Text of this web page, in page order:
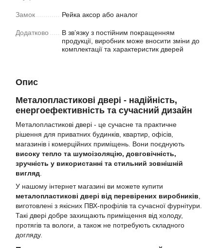
Замок Рейка аксор або аналог
Додатково
В зв’язку з постійним покращенням
продукції, виробник може вносити зміни до
комплектації та характеристик дверей
Опис
Металопластикові двері - надійність,
енергоефективність та сучасний дизайн
Металопластикові двері - це сучасне та практичне
рішення для приватних будинків, квартир, офісів,
магазинів і комерційних приміщень. Вони поєднують
високу тепло та шумоізоляцію, довговічність,
зручність у використанні та стильний зовнішній
вигляд.
У нашому інтернет магазині ви можете купити
металопластикові двері від перевірених виробників,
виготовлені з якісних ПВХ-профілів та сучасної фурнітури.
Такі двері добре захищають приміщення від холоду,
протягів та вологи, а також не потребують складного
догляду.